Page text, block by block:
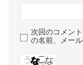
次回のコメン
の名前、メー